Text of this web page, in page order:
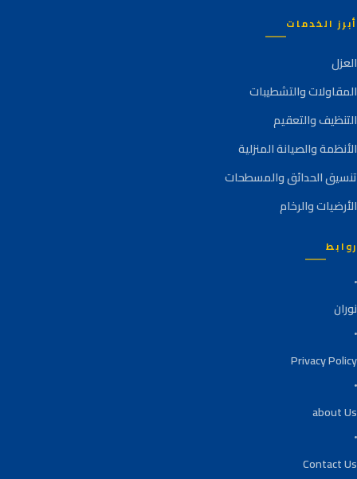
أبرز الخدمات
العزل
المقاولات والتشطيبات
التنظيف والتعقيم
الأنظمة والصيانة المنزلية
تنسيق الحدائق والمسطحات
الأرضيات والرخام
روابط
نوران
Privacy Policy
about Us
Contact Us